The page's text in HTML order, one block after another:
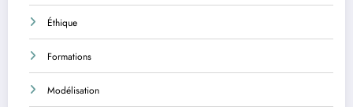
Éthique
Formations
Modélisation